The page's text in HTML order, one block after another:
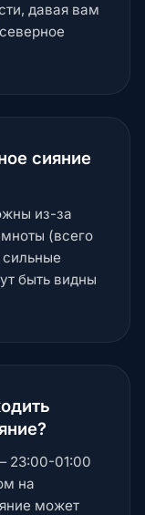
давая вам
сияние
из-за
(всего
быть видны
23:00-01:00
на
может